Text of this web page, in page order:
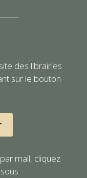
des librairies
sur le bouton
mail, cliquez